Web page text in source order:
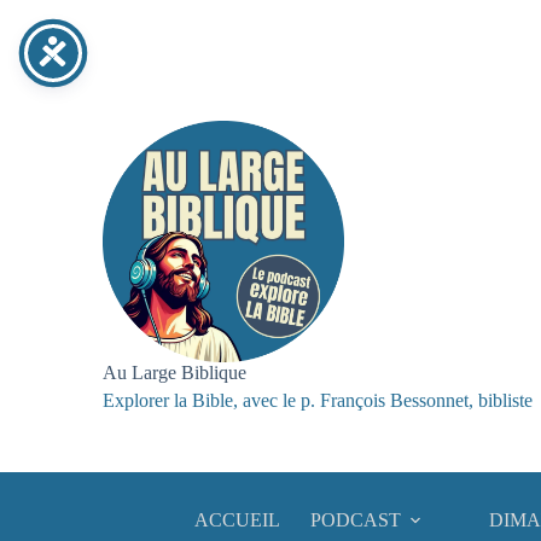
contenu
Au Large Biblique
Explorer la Bible, avec le p. François Bessonnet, bibliste
ACCUEIL PODCAST